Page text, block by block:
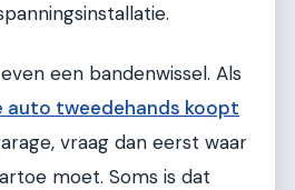
een bandenwissel. Als
auto tweedehands koopt
vraag dan eerst waar
moet. Soms is dat